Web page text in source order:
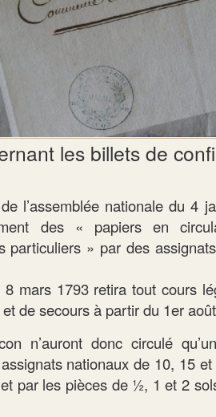
les billets de
l’assemblée nationale du 4
des « papiers en
particuliers » par des
mars 1793 retira tout cours
de secours à partir du 1er
n’auront donc circulé
nationaux de 10, 15
par les pièces de ½, 1 et 2